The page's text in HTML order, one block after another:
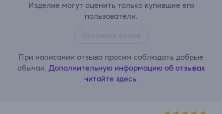
Изделие могут оценить только купившие его
пользователи.
При написании отзыва просим соблюдать добрые
обычаи. Дополнительную информацию об отзывах
читайте здесь.